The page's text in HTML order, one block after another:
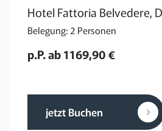
Hotel Fattoria Belvedere,
Belegung: 2 Personen
p.P. ab 1169,90 €
jetzt Buchen